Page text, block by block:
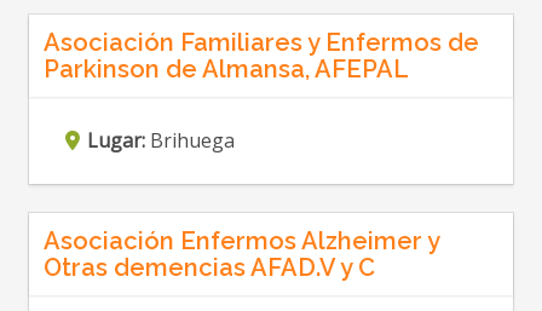
Asociación Familiares y Enfermos de
Parkinson de Almansa, AFEPAL
Lugar: Brihuega
Asociación Enfermos Alzheimer y
Otras demencias AFAD.V y C